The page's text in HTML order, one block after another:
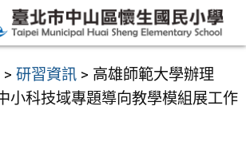
> 研習資訊 > 高雄師範大學辦理
小科技域專題導向教學模組展工作